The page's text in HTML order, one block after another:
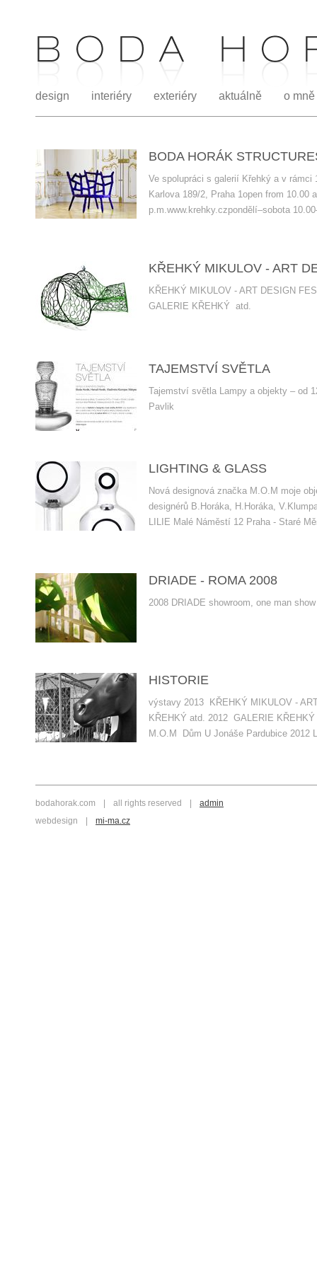
design interiéry exteriéry aktuálně o mně
BODA HORÁK
Ve spolupráci s galerií Křehký a v rámci
Karlova 189/2, Praha 1open from
p.m.www.krehky.czpondělí–sobota
KŘEHKÝ MIKULOV - ART
KŘEHKÝ MIKULOV - ART DESIGN
GALERIE KŘEHKÝ atd.
TAJEMSTVÍ SVĚTLA
Tajemství světla Lampy a objekty – od
Pavlik
LIGHTING & GLASS
Nová designová značka M.O.M moje
designérů B.Horáka, H.Horáka,
LILIE Malé Náměstí 12 Praha - Staré
DRIADE - ROMA 2008
2008 DRIADE showroom, one man
HISTORIE
výstavy 2013 KŘEHKÝ MIKULOV -
KŘEHKÝ atd. 2012 GALERIE
M.O.M Dům U Jonáše Pardubice
bodahorak.com all rights reserved
admin
webdesign
mi-ma.cz